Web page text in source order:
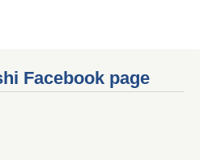
Facebook page